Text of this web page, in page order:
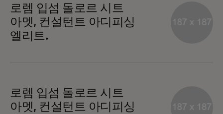
로렘 입섬 돌로르 시트
아멧, 컨설턴트 아디피싱
엘리트.
로렘 입섬 돌로르 시트
아멧, 컨설턴트 아디피싱